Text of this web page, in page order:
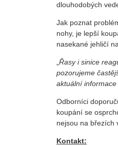
dlouhodobých
Jak poznat
nohy, je lepší
nasekané jehličí
„Řasy i sinice
pozorujeme
aktuální
Odborníci
koupání se
nejsou na březích
Kontakt: